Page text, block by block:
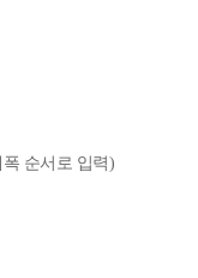
순서로 입력)